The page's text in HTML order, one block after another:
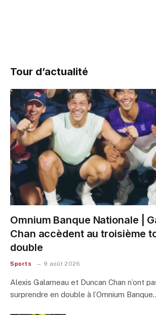
Tour d’actualité
Omnium Banque Nationale |
Chan accèdent au troisième
double
Sports 9 août 2026
Alexis Galarneau et Duncan Chan n’ont
surprendre en double à l’Omnium